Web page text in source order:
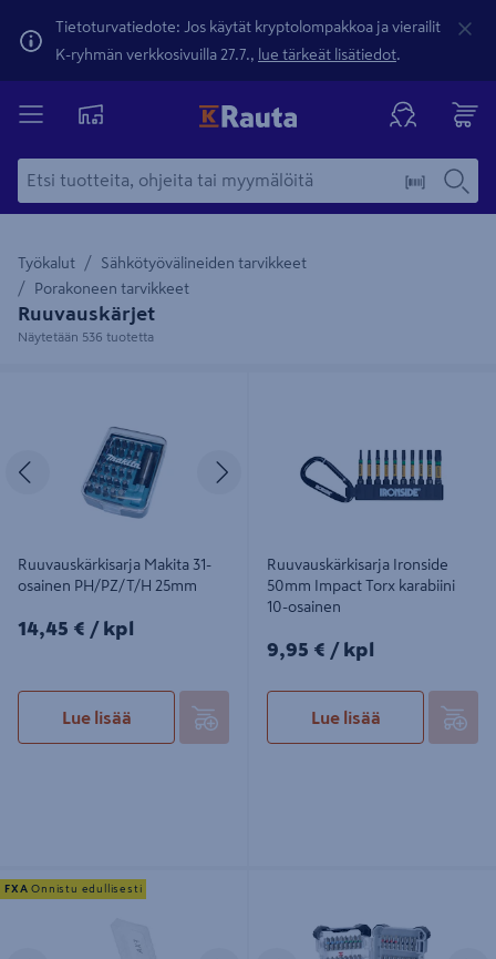
Tietoturvatiedote: Jos käytät kryptolompakkoa ja vierailit
K-ryhmän verkkosivuilla 27.7., lue tärkeät lisätiedot.
Työkalut
Sähkötyövälineiden tarvikkeet
Porakoneen tarvikkeet
Ruuvauskärjet
Näytetään 536 tuotetta
Edellinen
Ruuvauskärkisarja Makita 31-
osainen PH/PZ/T/H 25mm
14,45€/kpl
14,45 € / kpl
Lue lisää
Ruuvauskärkisarja Ironside
50mm Impact Torx karabiini
10-osainen
9,95€/kpl
9,95 € / kpl
Lue lisää
Ruuvauskärkisarja FXA 32-osainen
TX/PH/PZ/SL/H/TT 25mm
FXA Onnistu edullisesti